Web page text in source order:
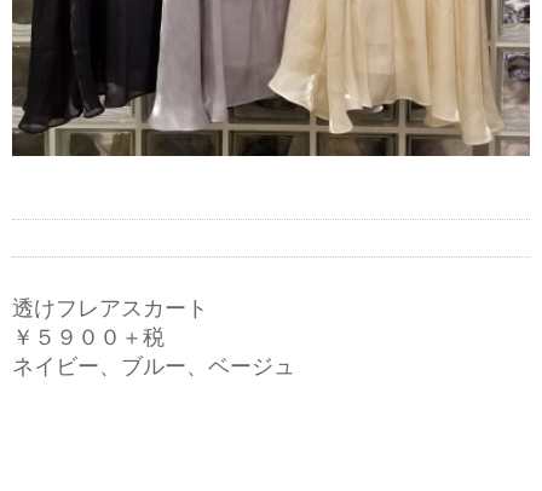
透けフレアスカート
￥５９００＋税
ネイビー、ブルー、ベージュ